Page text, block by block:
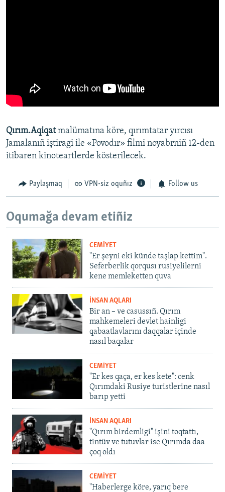
Qırım.Aqiqatmalümatına köre, qırımtatar yırcısı
Jamalanıñ iştiragi ile «Povodır» filmi noyabrniñ 12-den
itibaren kinoteartlerde kösterilecek.
Paylaşmaq VPN-siz oquñız Follow us
Oqumağa devam etiñiz
CEMİYET
"Er şeyni eki künde taşlap kettim".
Seferberlik qorqusı rusiyelilerni
kene memleketten quva
İNSAN AQLARI
Bir an – ve casussıñ. Qırım
mahkemeleri devlet hainligi
qabaatlavlarını daqqalar içinde
nasıl baqalar
CEMİYET
"Er kes qaça, er kes kete": cenk
Qırımdaki Rusiye turistlerine nasıl
barıp yetti
İNSAN AQLARI
"Qırım birdemligi" işini toqtattı,
tintüv ve tutuvlar ise Qırımda daa
çoq oldı
CEMİYET
"Haberlerge köre, yarıq bere